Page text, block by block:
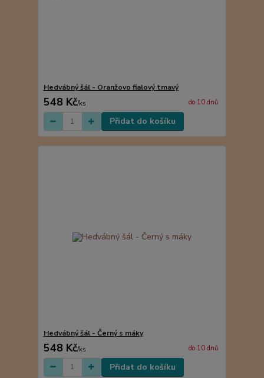
Hedvábný šál - Oranžovo fialový tmavý
548 Kč/ks do 10 dnů
Přidat do košíku
Hedvábný šál - Černý s máky
548 Kč/ks do 10 dnů
Přidat do košíku